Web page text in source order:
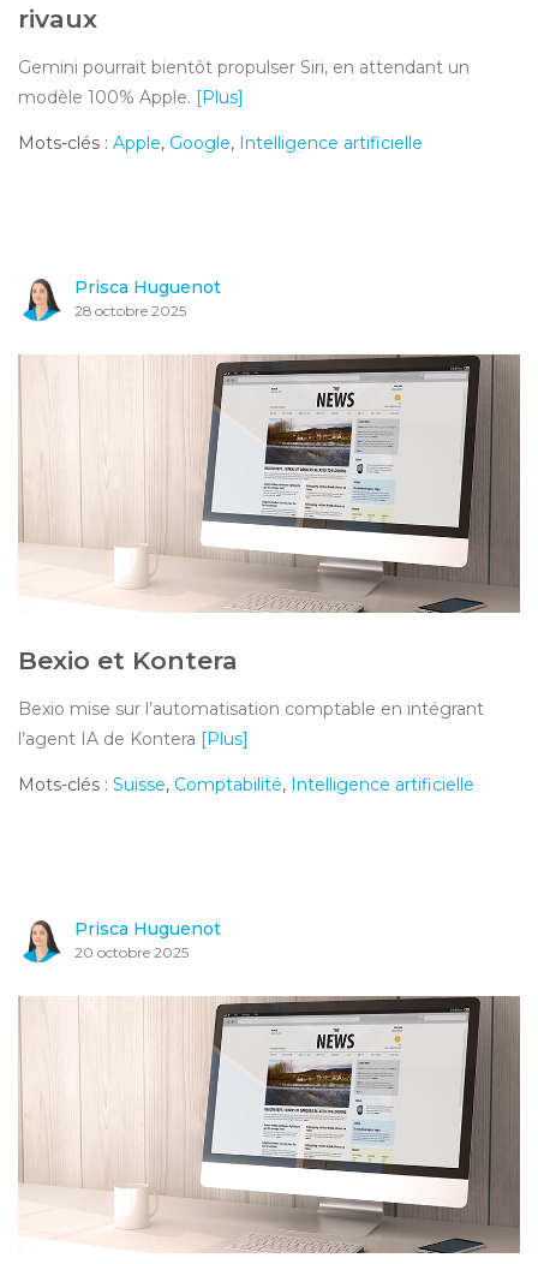
rivaux
Gemini pourrait bientôt propulser Siri, en attendant un
modèle 100% Apple. [Plus]
Mots-clés : Apple, Google, Intelligence artificielle
Prisca Huguenot
28 octobre 2025
Bexio et Kontera
Bexio mise sur l’automatisation comptable en intégrant
l’agent IA de Kontera [Plus]
Mots-clés : Suisse, Comptabilité, Intelligence artificielle
Prisca Huguenot
20 octobre 2025